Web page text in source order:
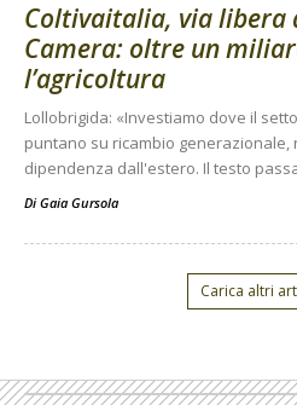
Coltivaitalia, via libera
Camera: oltre un
l’agricoltura
Lollobrigida: «Investiamo dove il
puntano su ricambio generazionale,
dipendenza dall'estero. Il testo
Di Gaia Gursola
Carica altri